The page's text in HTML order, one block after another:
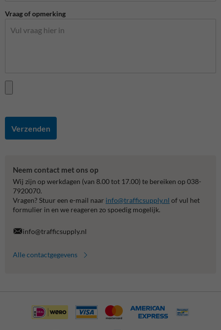
Vraag of opmerking
Verzenden
Neem contact met ons op
Wij zijn op werkdagen (van 8.00 tot 17.00) te bereiken op 038-
7920070.
Vragen? Stuur een e-mail naar info@trafficsupply.nl of vul het
formulier in en we reageren zo spoedig mogelijk.
info@trafficsupply.nl
Alle contactgegevens